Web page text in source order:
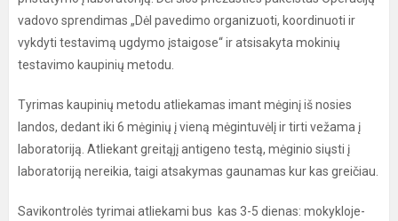
vadovo sprendimas „Dėl pavedimo organizuoti, koordinuoti ir
vykdyti testavimą ugdymo įstaigose“ ir atsisakyta mokinių
testavimo kaupinių metodu.
Tyrimas kaupinių metodu atliekamas imant mėginį iš nosies
landos, dedant iki 6 mėginių į vieną mėgintuvėlį ir tirti vežama į
laboratoriją. Atliekant greitąjį antigeno testą, mėginio siųsti į
laboratoriją nereikia, taigi atsakymas gaunamas kur kas greičiau.
Savikontrolės tyrimai atliekami bus kas 3-5 dienas: mokykloje-